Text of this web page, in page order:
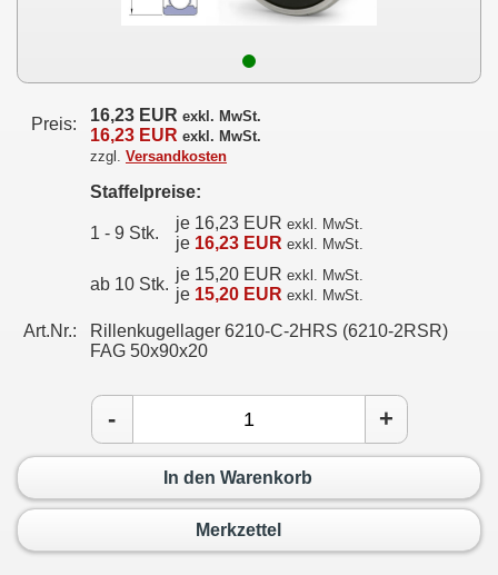
Preis: 16,23 EUR exkl. MwSt.
16,23 EUR exkl. MwSt.
zzgl. Versandkosten
Staffelpreise:
1 - 9 Stk.
je 16,23 EUR exkl. MwSt.
je 16,23 EUR exkl. MwSt.
ab 10 Stk.
je 15,20 EUR exkl. MwSt.
je 15,20 EUR exkl. MwSt.
Art.Nr.:
Rillenkugellager 6210-C-2HRS (6210-2RSR)
FAG 50x90x20
- +
In den Warenkorb
Merkzettel